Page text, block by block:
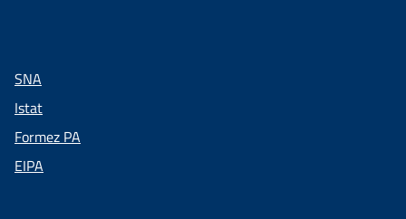
SNA
Istat
Formez PA
EIPA